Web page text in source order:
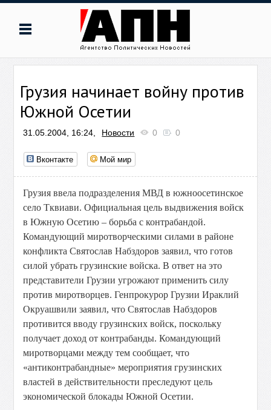
Грузия начинает войну против
Южной Осетии
31.05.2004, 16:24, Новости 0 0
Вконтакте Мой мир
Грузия ввела подразделения МВД в южноосетинское
село Тквиави. Официальная цель выдвижения войск
в Южную Осетию – борьба с контрабандой.
Командующий миротворческими силами в районе
конфликта Святослав Набздоров заявил, что готов
силой убрать грузинские войска. В ответ на это
представители Грузии угрожают применить силу
против миротворцев. Генпрокурор Грузии Ираклий
Окруашвили заявил, что Святослав Набздоров
противится вводу грузинских войск, поскольку
получает доход от контрабанды. Командующий
миротворцами между тем сообщает, что
«антиконтрабандные» мероприятия грузинских
властей в действительности преследуют цель
экономической блокады Южной Осетии.